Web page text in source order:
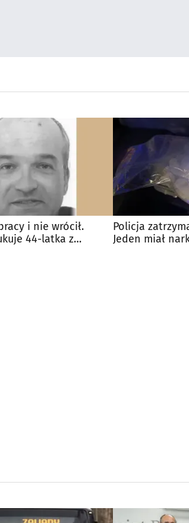
i nie wrócił.
44-latka z
Policja
Jeden miał